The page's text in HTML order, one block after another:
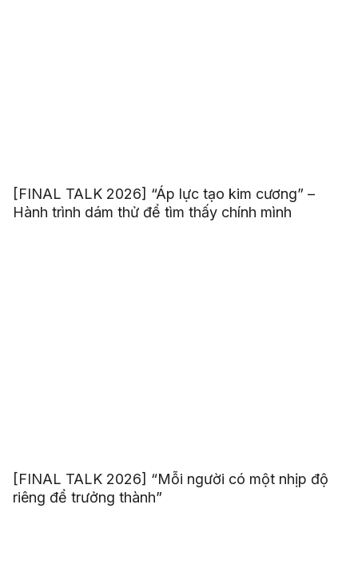
[FINAL TALK 2026] “Áp lực tạo kim cương” –
Hành trình dám thử để tìm thấy chính mình
[FINAL TALK 2026] “Mỗi người có một nhịp độ
riêng để trưởng thành”